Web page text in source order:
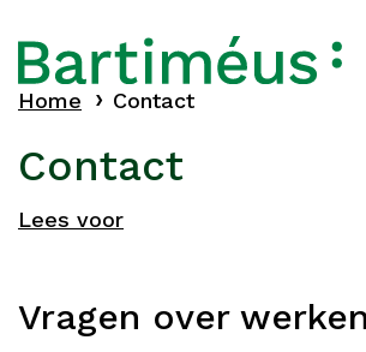
Home Contact
Contact
Lees voor
Vragen over